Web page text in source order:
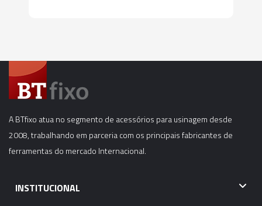
A BTfixo atua no segmento de acessórios para usinagem desde
2008, trabalhando em parceria com os principais fabricantes de
ferramentas do mercado Internacional.
INSTITUCIONAL